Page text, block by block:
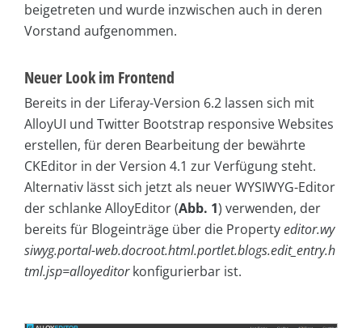
beigetreten und wurde inzwischen auch in deren
Vorstand aufgenommen.
Neuer Look im Frontend
Bereits in der Liferay-Version 6.2 lassen sich mit
AlloyUI und Twitter Bootstrap responsive Websites
erstellen, für deren Bearbeitung der bewährte
CKEditor in der Version 4.1 zur Verfügung steht.
Alternativ lässt sich jetzt als neuer WYSIWYG-Editor
der schlanke Alloy­Editor (Abb. 1) verwenden, der
bereits für Blogeinträge über die Propertyeditor.wy
siwyg.portal-web.docroot.html.portlet.blogs.edit_entry.h
tml.jsp=alloyeditorkonfigurierbar ist.